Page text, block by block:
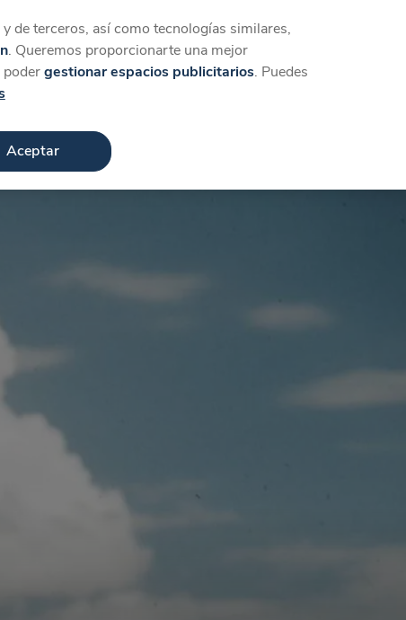
Iniciar sesión Crear cuenta
de terceros, así como tecnologías similares,
. Queremos proporcionarte una mejor
podergestionar espacios publicitarios. Puedes
Aceptar